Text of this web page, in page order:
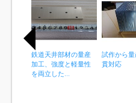
鉄道天井部材の量産
加工、強度と軽量性
を両立した...
試作から
貫対応